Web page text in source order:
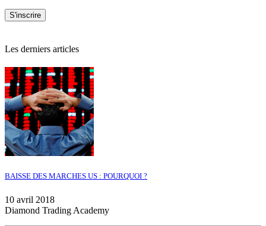
Les derniers articles
BAISSE DES MARCHES US : POURQUOI ?
10 avril 2018
Diamond Trading Academy